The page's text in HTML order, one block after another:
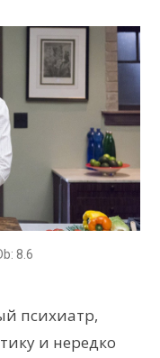
8.6
психиатр,
и нередко